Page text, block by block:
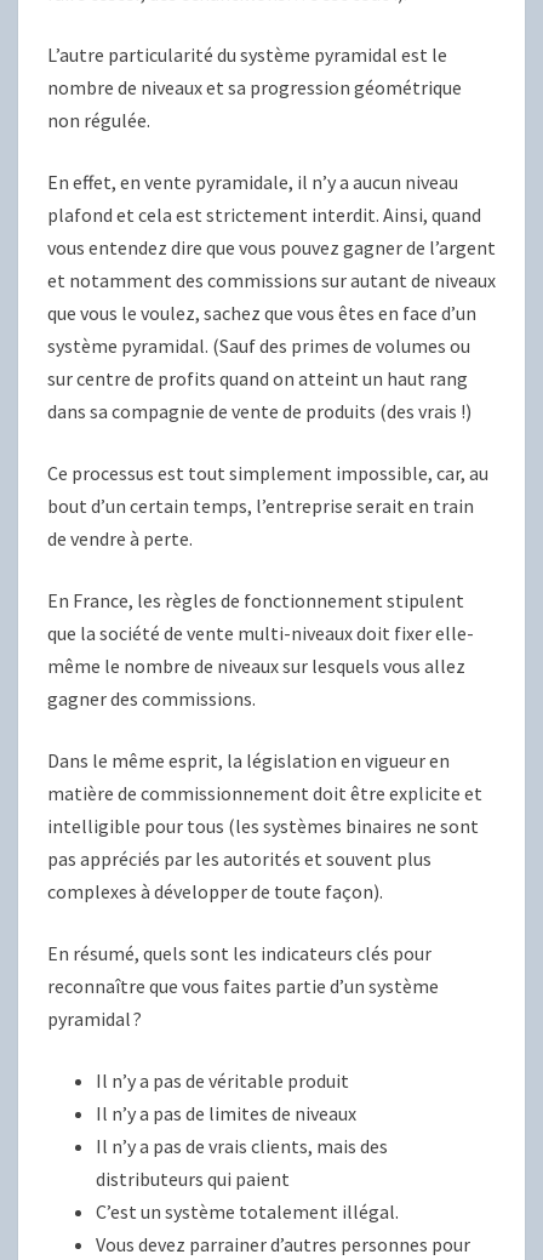
L’autre particularité du système pyramidal est le
nombre de niveaux et sa progression géométrique
non régulée.
En effet, en vente pyramidale, il n’y a aucun niveau
plafond et cela est strictement interdit. Ainsi, quand
vous entendez dire que vous pouvez gagner de l’argent
et notamment des commissions sur autant de niveaux
que vous le voulez, sachez que vous êtes en face d’un
système pyramidal. (Sauf des primes de volumes ou
sur centre de profits quand on atteint un haut rang
dans sa compagnie de vente de produits (des vrais !)
Ce processus est tout simplement impossible, car, au
bout d’un certain temps, l’entreprise serait en train
de vendre à perte.
En France, les règles de fonctionnement stipulent
que la société de vente multi-niveaux doit fixer elle-
même le nombre de niveaux sur lesquels vous allez
gagner des commissions.
Dans le même esprit, la législation en vigueur en
matière de commissionnement doit être explicite et
intelligible pour tous (les systèmes binaires ne sont
pas appréciés par les autorités et souvent plus
complexes à développer de toute façon).
En résumé, quels sont les indicateurs clés pour
reconnaître que vous faites partie d’un système
pyramidal ?
Il n’y a pas de véritable produit
Il n’y a pas de limites de niveaux
Il n’y a pas de vrais clients, mais des
distributeurs qui paient
C’est un système totalement illégal.
Vous devez parrainer d’autres personnes pour